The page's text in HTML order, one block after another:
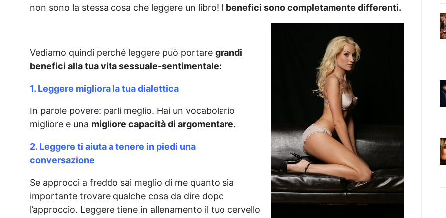
non sono la stessa cosa che leggere un libro! I benefici sono completamente differenti.
Vediamo quindi perché leggere può portaregrandi
benefici alla tua vita sessuale-sentimentale:
1. Leggere migliora la tua dialettica
In parole povere: parli meglio. Hai un vocabolario
migliore e una migliore capacità di argomentare.
2. Leggere ti aiuta a tenere in piedi una
conversazione
Se approcci a freddo sai meglio di me quanto sia
importante trovare qualche cosa da dire dopo
l’approccio. Leggere tiene in allenamento il tuo cervello